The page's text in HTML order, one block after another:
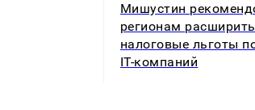
Мишустин
регионам расширить
налоговые льготы
IT-компаний